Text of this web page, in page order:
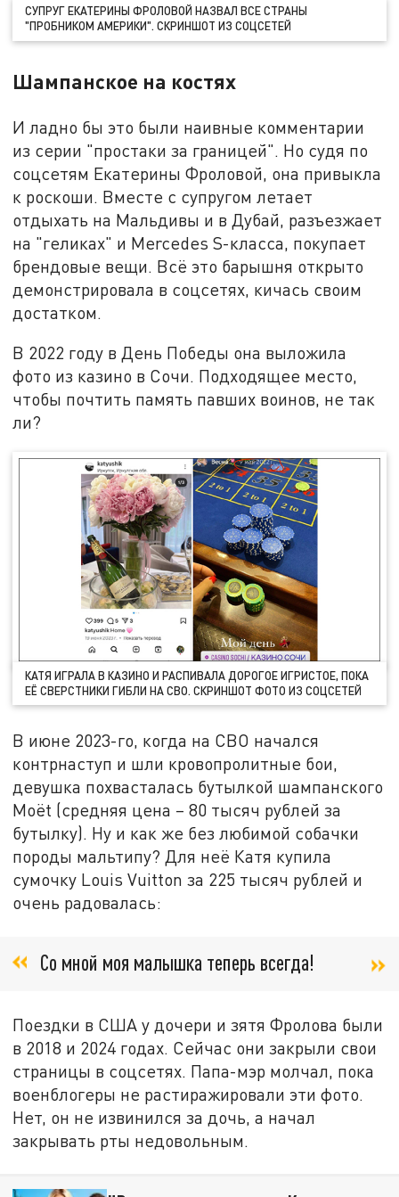
СУПРУГ ЕКАТЕРИНЫ ФРОЛОВОЙ НАЗВАЛ ВСЕ СТРАНЫ
"ПРОБНИКОМ АМЕРИКИ". СКРИНШОТ ИЗ СОЦСЕТЕЙ
Шампанское на костях
И ладно бы это были наивные комментарии
из серии "простаки за границей". Но судя по
соцсетям Екатерины Фроловой, она привыкла
к роскоши. Вместе с супругом летает
отдыхать на Мальдивы и в Дубай, разъезжает
на "геликах" и Mercedes S-класса, покупает
брендовые вещи. Всё это барышня открыто
демонстрировала в соцсетях, кичась своим
достатком.
В 2022 году в День Победы она выложила
фото из казино в Сочи. Подходящее место,
чтобы почтить память павших воинов, не так
ли?
КАТЯ ИГРАЛА В КАЗИНО И РАСПИВАЛА ДОРОГОЕ ИГРИСТОЕ, ПОКА
ЕЁ СВЕРСТНИКИ ГИБЛИ НА СВО. СКРИНШОТ ФОТО ИЗ СОЦСЕТЕЙ
В июне 2023-го, когда на СВО начался
контрнаступ и шли кровопролитные бои,
девушка похвасталась бутылкой шампанского
Moët (средняя цена – 80 тысяч рублей за
бутылку). Ну и как же без любимой собачки
породы мальтипу? Для неё Катя купила
сумочку Louis Vuitton за 225 тысяч рублей и
очень радовалась:
Со мной моя малышка теперь всегда!
Поездки в США у дочери и зятя Фролова были
в 2018 и 2024 годах. Сейчас они закрыли свои
страницы в соцсетях. Папа-мэр молчал, пока
военблогеры не растиражировали эти фото.
Нет, он не извинился за дочь, а начал
закрывать рты недовольным.